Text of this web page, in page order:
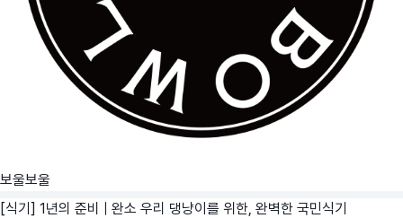
보울보울
[식기] 1년의 준비 | 완소 우리 댕냥이를 위한, 완벽한 국민식기